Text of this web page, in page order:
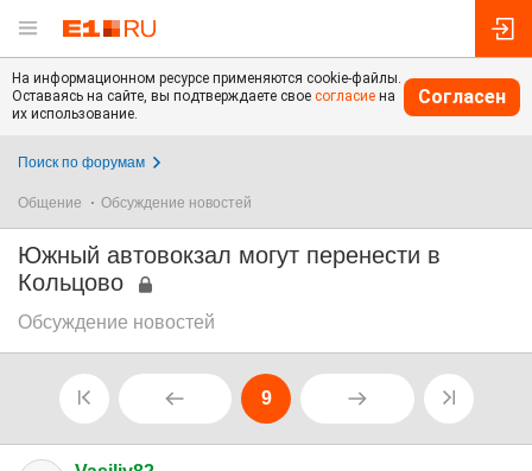
На информационном ресурсе применяются cookie-файлы.
Оставаясь на сайте, вы подтверждаете свое согласие на
их использование.
Согласен
Поиск по форумам
Общение Обсуждение новостей
Южный автовокзал могут перенести в
Кольцово
Обсуждение новостей
9